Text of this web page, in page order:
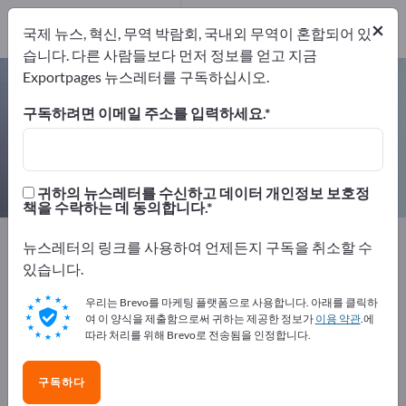
온도 측정기기 – 제조업체 및 공급업
체 찾기
제조업체 15
Exportpages 측정 기술 및 광학
측정 기술
물리적 측정 계측기
온도 측정기기
Exportpages에서 무료로 광고하세
요!
수요 – 공급 – 중고품 – 비즈니스 연락처 >> 여기서 시작
하세요
×
국제 뉴스, 혁신, 무역 박람회, 국내외 무역이 혼합되어 있
습니다. 다른 사람들보다 먼저 정보를 얻고 지금
Exportpages 뉴스레터를 구독하십시오.
구독하려면 이메일 주소를 입력하세요.
귀하의 뉴스레터를 수신하고 데이터 개인정보 보호정
책을 수락하는 데 동의합니다.
뉴스레터의 링크를 사용하여 언제든지 구독을 취소할 수
있습니다.
우리는 Brevo를 마케팅 플랫폼으로 사용합니다. 아래를 클릭하
여 이 양식을 제출함으로써 귀하는 제공한 정보가 이용 약관.에
따라 처리를 위해 Brevo로 전송됨을 인정합니다.
구독하다